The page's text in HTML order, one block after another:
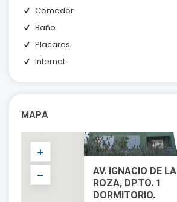
Comedor
Baño
Placares
Internet
MAPA
AV. IGNACIO DE LA
ROZA, DPTO. 1
DORMITORIO.